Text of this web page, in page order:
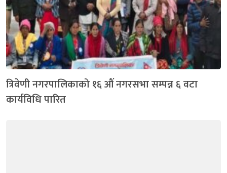
त्रिवेणी नगरपालिकाको १६ औं नगरसभा सम्पन्न ६ वटा
कार्यविधि पारित